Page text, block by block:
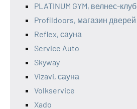
PLATINUM GYM, велнес-клуб
Profildoors, магазин дверей
Reflex, сауна
Service Auto
Skyway
Vizavi, сауна
Volkservice
Xado